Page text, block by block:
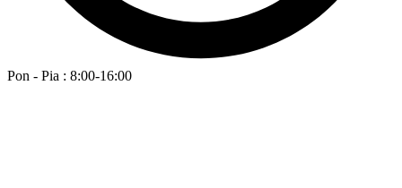
Pon - Pia : 8:00-16:00